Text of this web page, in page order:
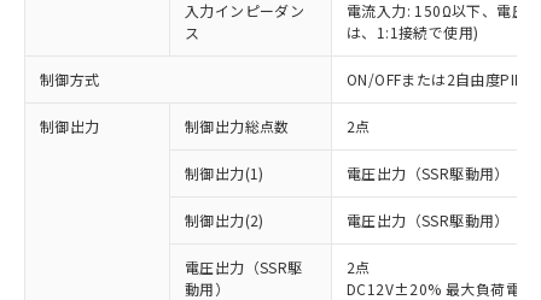
入力インピーダン
ス
電流入力: 150Ω以下、電圧
は、1:1接続で使用)
制御方式 ON/OFFまたは2自由度PID
制御出力 制御出力総点数 2点
制御出力(1) 電圧出力（SSR駆動用）
制御出力(2) 電圧出力（SSR駆動用）
電圧出力（SSR駆
動用）
2点
DC12V±20% 最大負荷電流